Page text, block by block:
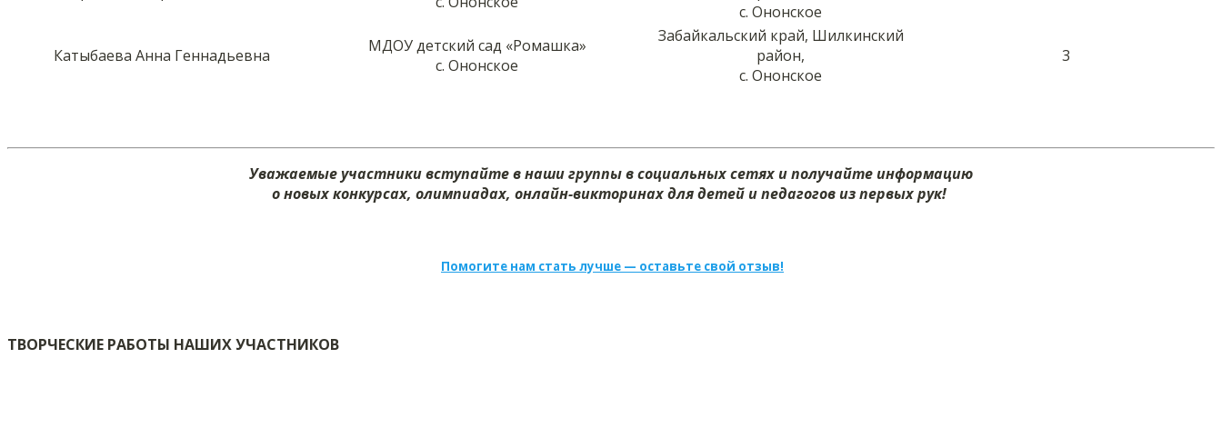
с. Ононское
Катыбаева Анна Геннадьевна
МДОУ детский сад «Ромашка»
с. Ононское
Забайкальский край, Шилкинский
район,
с. Ононское
3
Уважаемые участники вступайте в наши группы в социальных сетях и получайте информацию
о новых конкурсах, олимпиадах, онлайн-викторинах для детей и педагогов из первых рук!
Помогите нам стать лучше — оставьте свой отзыв!
ТВОРЧЕСКИЕ РАБОТЫ НАШИХ УЧАСТНИКОВ